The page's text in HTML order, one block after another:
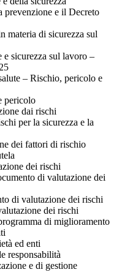
prevenzione e il Decreto
materia di sicurezza sul
e sicurezza sul lavoro –
– Rischio, pericolo e
pericolo
dai rischi
per la sicurezza e la
dei fattori di rischio
dei rischi
di valutazione dei
di valutazione dei rischi
dei rischi
di miglioramento
ed enti
responsabilità
e di gestione